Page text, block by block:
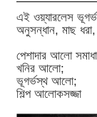
এই ওয়্যারলেস
অনুসন্ধান, মাছ ধরা,
পেশাদার আলো
খনির আলো;
ভূগর্ভস্থ আলো;
শিল্প আলোকসজ্জা